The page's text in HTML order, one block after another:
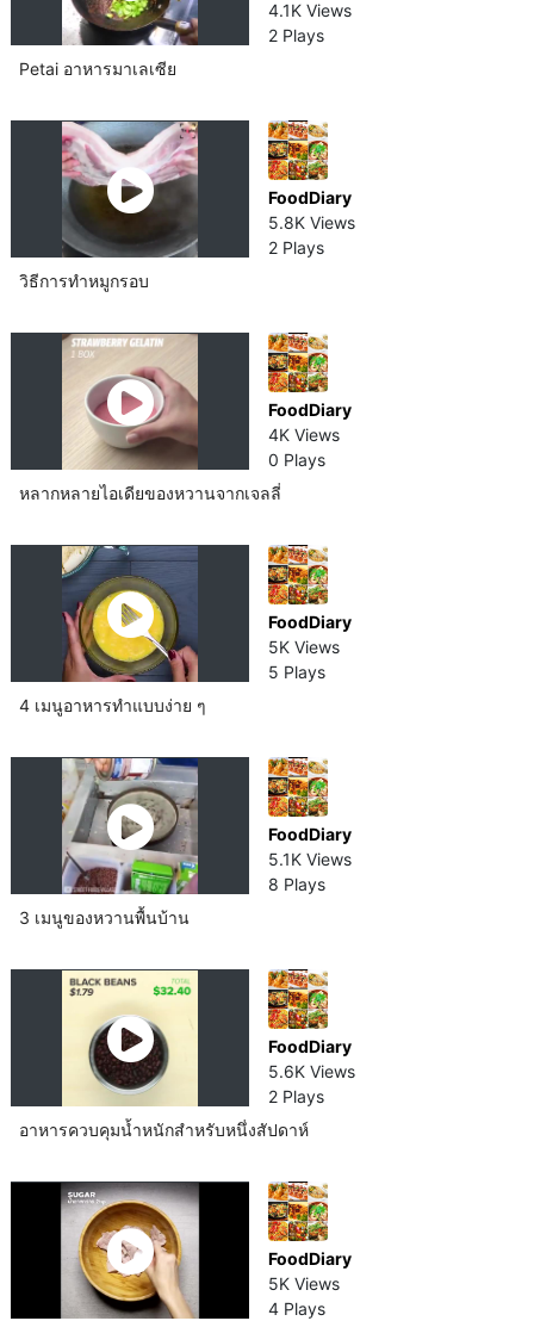
4.1K Views
2 Plays
Petai อาหารมาเลเซีย​
FoodDiary
5.8K Views
2 Plays
วิธีการทำหมู​กรอบ
FoodDiary
4K Views
0 Plays
หลากหลายไอเดียของหวานจากเจลลี่
FoodDiary
5K Views
5 Plays
4 เมนูอาหารทำแบบง่าย ๆ
FoodDiary
5.1K Views
8 Plays
3 เมนูของหวานพื้นบ้าน
FoodDiary
5.6K Views
2 Plays
อาหารควบคุมน้ำหนักสำหรับหนึ่งสัปดาห์​
FoodDiary
5K Views
4 Plays